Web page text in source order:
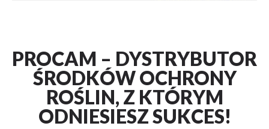
PROCAM – DYSTRYBUTOR
ŚRODKÓW OCHRONY
ROŚLIN, Z KTÓRYM
ODNIESIESZ SUKCES!